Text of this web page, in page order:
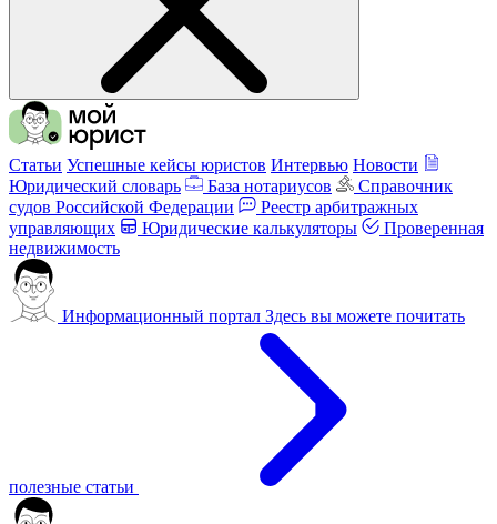
Статьи Успешные кейсы юристов Интервью Новости
Юридический словарь
База нотариусов
Справочник
судов Российской Федерации
Реестр арбитражных
управляющих
Юридические калькуляторы
Проверенная
недвижимость
Информационный портал Здесь вы можете почитать
полезные статьи